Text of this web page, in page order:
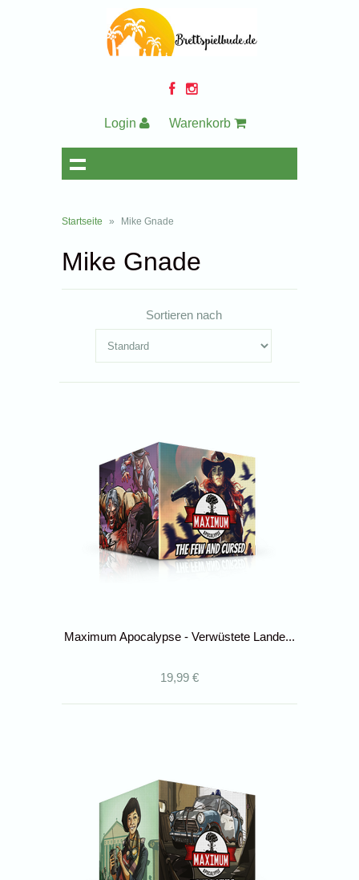
Login Warenkorb
Startseite » Mike Gnade
Mike Gnade
Sortieren nach
Maximum Apocalypse - Verwüstete Lande...
19,99 €